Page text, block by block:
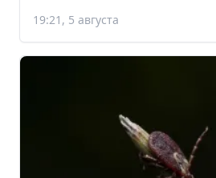
19:21, 5 августа